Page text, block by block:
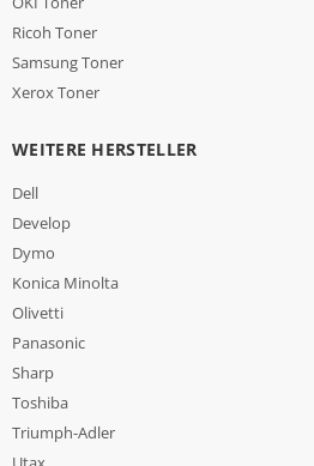
Ricoh Toner
Samsung Toner
Xerox Toner
WEITERE HERSTELLER
Dell
Develop
Dymo
Konica Minolta
Olivetti
Panasonic
Sharp
Toshiba
Triumph-Adler